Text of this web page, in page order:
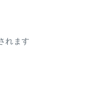
れます